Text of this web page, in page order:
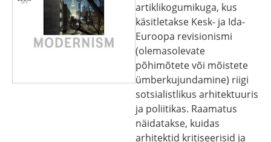
artiklikogumikuga, kus
käsitletakse Kesk- ja Ida-
Euroopa revisionismi
(olemasolevate
põhimõtete või mõistete
ümberkujundamine) riigi
sotsialistlikus arhitektuuris
ja poliitikas. Raamatus
näidatakse, kuidas
arhitektid kritiseerisid ja